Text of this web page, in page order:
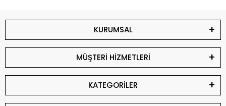
KURUMSAL
MÜŞTERİ HİZMETLERİ
KATEGORİLER